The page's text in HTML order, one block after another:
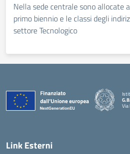
Nella sede centrale sono allocate
primo biennio e le classi degli
settore Tecnologico
Via
Link Esterni